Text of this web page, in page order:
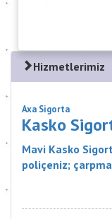
Hizmetlerimiz
Axa Sigorta
Kasko
Mavi Kasko
poliçeniz;